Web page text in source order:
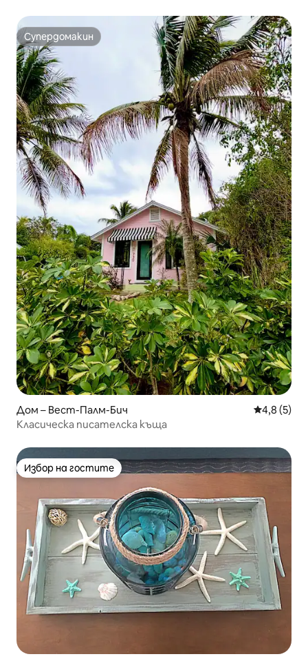
Супердомакин
Супердомакин
Дом – Вест-Палм-Бич Средна
4,8 (5)
Класическа писателска къща
Избор на гостите
Избор на гостите